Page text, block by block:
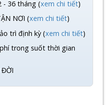
- 36 tháng (xem chi tiết)
NƠI (xem chi tiết)
trì định kỳ (xem chi tiết)
trong suốt thời gian